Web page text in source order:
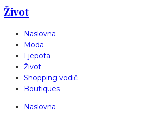
Život
Naslovna
Moda
Ljepota
Život
Shopping vodič
Boutiques
Naslovna